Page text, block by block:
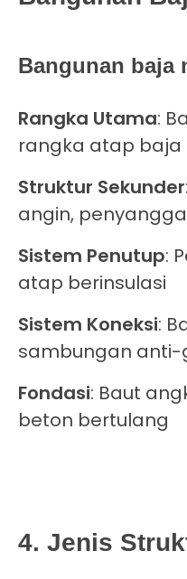
Bangunan baja
Rangka Utama:
rangka atap baja
Struktur Sekunder
angin,
Sistem Penutup:
atap berinsulasi
Sistem Koneksi:
sambungan
Fondasi: Baut
beton bertulang
4. Jenis